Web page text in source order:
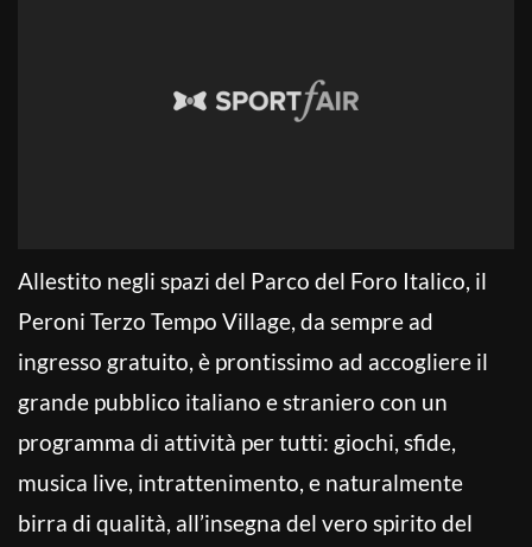
Allestito negli spazi del Parco del Foro Italico, il
Peroni Terzo Tempo Village, da sempre ad
ingresso gratuito, è prontissimo ad accogliere il
grande pubblico italiano e straniero con un
programma di attività per tutti: giochi, sfide,
musica live, intrattenimento, e naturalmente
birra di qualità, all’insegna del vero spirito del